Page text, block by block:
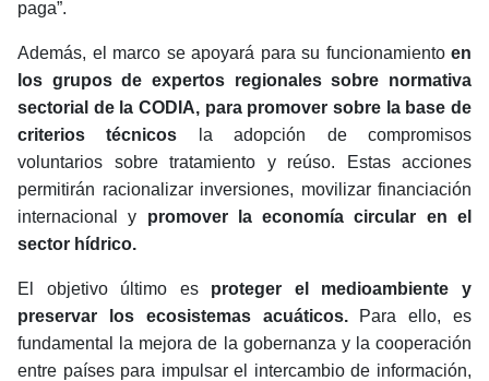
paga”.
Además, el marco se apoyará para su funcionamiento en
los grupos de expertos regionales sobre normativa
sectorial de la CODIA, para promover sobre la base de
criterios técnicos
la adopción de compromisos
voluntarios sobre tratamiento y reúso. Estas acciones
permitirán racionalizar inversiones, movilizar financiación
internacional y promover la economía circular en el
sector hídrico.
El objetivo último es proteger el medioambiente y
preservar los ecosistemas acuáticos.Para ello, es
fundamental la mejora de la gobernanza y la cooperación
entre países para impulsar el intercambio de información,